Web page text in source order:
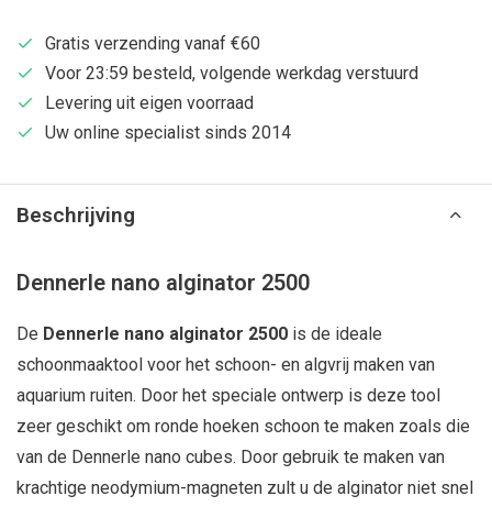
Gratis verzending vanaf €60
Voor 23:59 besteld, volgende werkdag verstuurd
Levering uit eigen voorraad
Uw online specialist sinds 2014
Beschrijving
Dennerle nano alginator 2500
De Dennerle nano alginator 2500 is de ideale
schoonmaaktool voor het schoon- en algvrij maken van
aquarium ruiten. Door het speciale ontwerp is deze tool
zeer geschikt om ronde hoeken schoon te maken zoals die
van de Dennerle nano cubes. Door gebruik te maken van
krachtige neodymium-magneten zult u de alginator niet snel